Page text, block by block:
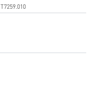
T7259.010